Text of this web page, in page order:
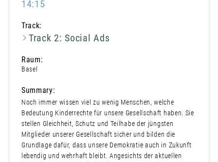
14:15
Track:
Track 2: Social Ads
Raum:
Basel
Summary:
Noch immer wissen viel zu wenig Menschen, welche
Bedeutung Kinderrechte für unsere Gesellschaft haben. Sie
stellen Gleichheit, Schutz und Teilhabe der jüngsten
Mitglieder unserer Gesellschaft sicher und bilden die
Grundlage dafür, dass unsere Demokratie auch in Zukunft
lebendig und wehrhaft bleibt. Angesichts der aktuellen